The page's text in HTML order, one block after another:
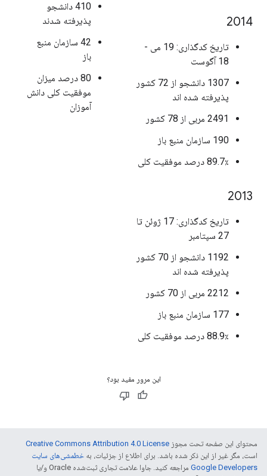
2014
تاریخ کدگذاری: 19 می -
18 آگوست
1307 دانشجو از 72 کشور
پذیرفته شده اند
2491 مربی از 78 کشور
190 سازمان منبع باز
89.7٪ درصد موفقیت کلی
2013
تاریخ کدگذاری: 17 ژوئن تا
27 سپتامبر
1192 دانشجو از 70 کشور
پذیرفته شده اند
2212 مربی از 70 کشور
177 سازمان منبع باز
88.9٪ درصد موفقیت کلی
410 دانشجو
پذیرفته شدند
42 سازمان منبع
باز
80 درصد میزان
موفقیت کلی دانش
آموزان
این مرور مفید بود؟
محتوای این صفحه تحت مجوز Creative Commons Attribution 4.0 License
است، مگر غیر از این ذکر شده باشد. برای اطلاع از جزئیات، به خطمشی‌های سایت
Google Developers‏
مراجعه کنید. جاوا علامت تجاری ثبت‌شده Oracle و/یا